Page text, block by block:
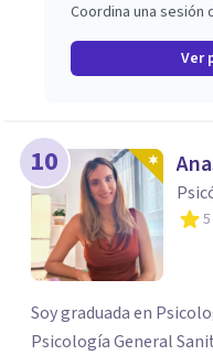
Coordina una
Ver
10
5
Soy graduada en
Psicología General